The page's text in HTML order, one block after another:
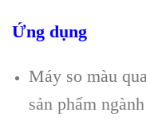
Ứng dụng
Máy so màu
sản phẩm